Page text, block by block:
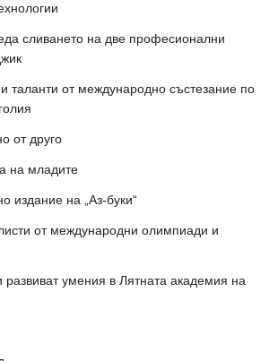
сливането на две професионални
таланти от международно състезание по
от друго
на младите
издание на „Аз-буки“
от международни олимпиади и
развиват умения в Лятната академия на